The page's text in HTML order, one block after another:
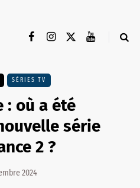
SÉRIES TV
: où a été
série
2 ?
2024